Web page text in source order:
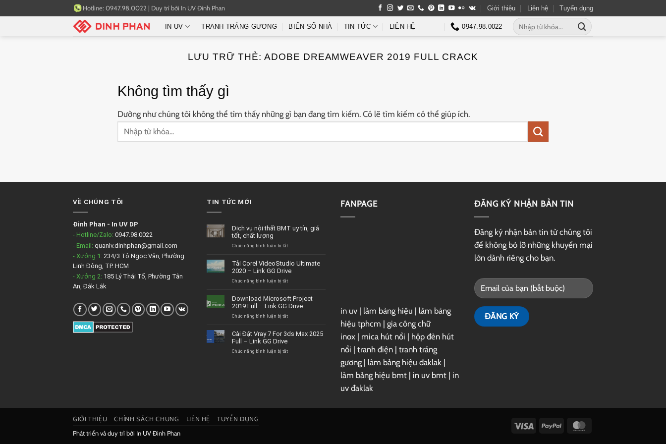
qua
Hotline: 0947.98.0022 | Duy trì bởi In UV Đinh Phan Giới thiệu Liên hệ Tuyển dụng
IN UV TRANH TRÁNG GƯƠNG BIỂN SỐ NHÀ TIN TỨC LIÊN HỆ 0947.98.0022
Tìm
kiếm:
LƯU TRỮ THẺ: ADOBE DREAMWEAVER 2019 FULL CRACK
Không tìm thấy gì
Dường như chúng tôi không thể tìm thấy những gì bạn đang tìm kiếm. Có lẽ tìm kiếm có thể giúp ích.
VỀ CHÚNG TÔI
Đinh Phan - In UV DP
- Hotline/Zalo: 0947.98.0022
- Email: quanlv.dinhphan@gmail.com
- Xưởng 1: 234/3 Tô Ngọc Vân, Phường
Linh Đông, TP. HCM
- Xưởng 2: 185 Lý Thái Tổ, Phường Tân
An, Đắk Lắk
TIN TỨC MỚI
Dịch vụ nội thất BMT uy tín, giá
tốt, chất lượng
Chức năng bình luận bị tắtở
nội
thất
BMT
giá
tốt,
chất
Tải Corel VideoStudio Ultimate
2020 – Link GG Drive
Chức năng bình luận bị tắtở
VideoStudio
Ultimate
2020
GG
Download Microsoft Project
2019 Full – Link GG Drive
Chức năng bình luận bị tắtở
Project
Full
Cài Đặt Vray 7 For 3ds Max 2025
Full – Link GG Drive
Chức năng bình luận bị tắtở
FANPAGE
in uv | làm bảng hiệu | làm bảng
hiệu tphcm | gia công chữ
inox | mica hút nổi | hộp đèn hút
nổi | tranh điện | tranh tráng
gương | làm bảng hiệu đaklak |
làm bảng hiệu bmt | in uv bmt | in
uv đaklak
ĐĂNG KÝ NHẬN BẢN TIN
Đăng ký nhận bản tin từ chúng tôi
để không bỏ lỡ những khuyến mại
lớn dành riêng cho bạn.
Visa PayPal
GIỚI THIỆU CHÍNH SÁCH CHUNG LIÊN HỆ TUYỂN DỤNG
Phát triển và duy trì bởi In UV Đinh Phan